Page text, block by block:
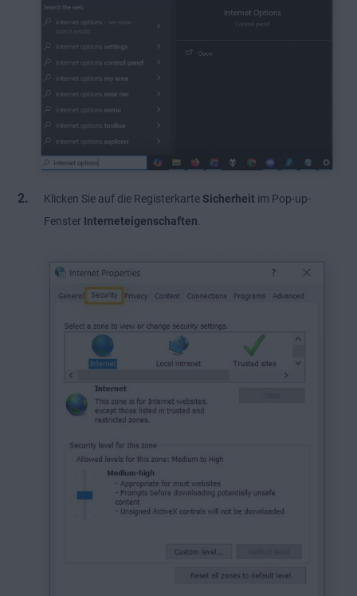
Klicken Sie auf die Registerkarte Sicherheit im Pop-up-
Fenster Interneteigenschaften